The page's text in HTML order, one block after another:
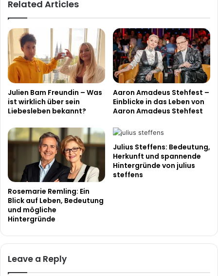
Related Articles
Julien Bam Freundin – Was
ist wirklich über sein
Liebesleben bekannt?
Aaron Amadeus Stehfest –
Einblicke in das Leben von
Aaron Amadeus Stehfest
Rosemarie Remling: Ein
Blick auf Leben, Bedeutung
und mögliche
Hintergründe
Julius Steffens: Bedeutung,
Herkunft und spannende
Hintergründe von julius
steffens
Leave a Reply